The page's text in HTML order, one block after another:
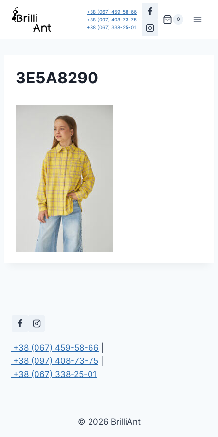
Перейти
+38 (067) 459-58-66
+38 (097) 408-73-75
+38 (067) 338-25-01
0
3E5A8290
+38 (067) 459-58-66
+38 (097) 408-73-75
+38 (067) 338-25-01
© 2026 BrilliAnt